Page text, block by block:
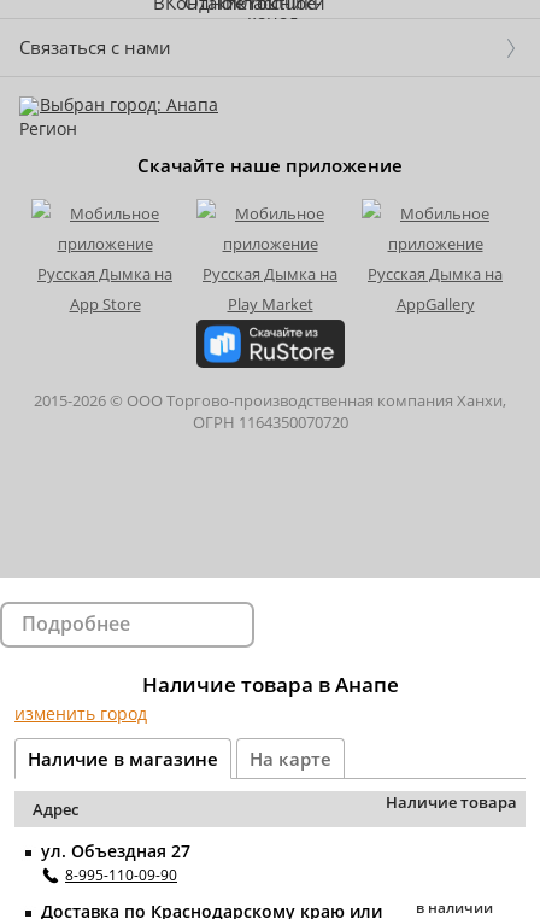
Связаться с нами
Выбран город: Анапа
Скачайте наше приложение
2015-2026© ООО Торгово-производственная компания Ханхи,
ОГРН 1164350070720
Подробнее
Наличие товара в Анапе
изменить город
Наличие в магазине На карте
Адрес Наличие товара
ул. Объездная 27
8-995-110-09-90
Доставка по Краснодарскому краю или
в наличии